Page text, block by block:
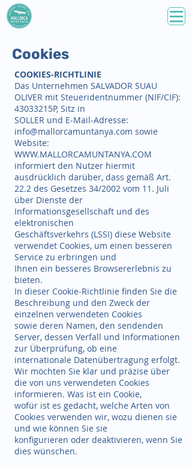
Cookies
COOKIES-RICHTLINIE
Das Unternehmen SALVADOR SUAU
OLIVER mit Steueridentnummer (NIF/CIF):
43033215P, Sitz in
SOLLER und E-Mail-Adresse:
info@mallorcamuntanya.com sowie
Website:
WWW.MALLORCAMUNTANYA.COM
informiert den Nutzer hiermit
ausdrücklich darüber, dass gemäß Art.
22.2 des Gesetzes 34/2002 vom 11. Juli
über Dienste der
Informationsgesellschaft und des
elektronischen
Geschäftsverkehrs (LSSI) diese Website
verwendet Cookies, um einen besseren
Service zu erbringen und
Ihnen ein besseres Browsererlebnis zu
bieten.
In dieser Cookie-Richtlinie finden Sie die
Beschreibung und den Zweck der
einzelnen verwendeten Cookies
sowie deren Namen, den sendenden
Server, dessen Verfall und Informationen
zur Überprüfung, ob eine
internationale Datenübertragung erfolgt.
Wir möchten Sie klar und präzise über
die von uns verwendeten Cookies
informieren. Was ist ein Cookie,
wofür ist es gedacht, welche Arten von
Cookies verwenden wir, wozu dienen sie
und wie können Sie sie
konfigurieren oder deaktivieren, wenn Sie
dies wünschen.